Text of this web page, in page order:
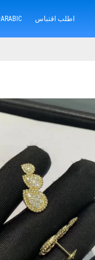
اطلب اقتباس ARABIC